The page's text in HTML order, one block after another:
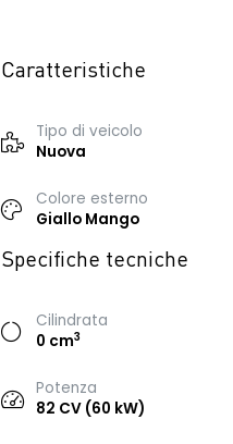
Caratteristiche
Tipo di veicolo
Nuova
Colore esterno
Giallo Mango
Specifiche tecniche
Cilindrata
0 cm3
Potenza
82 CV (60 kW)